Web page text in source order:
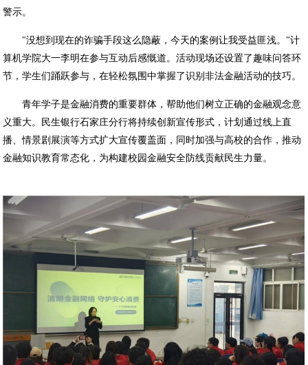
警示。
"没想到现在的诈骗手段这么隐蔽，今天的案例让我受益匪浅。"计
算机学院大一李明在参与互动后感慨道。活动现场还设置了趣味问答环
节，学生们踊跃参与，在轻松氛围中掌握了识别非法金融活动的技巧。
青年学子是金融消费的重要群体，帮助他们树立正确的金融观念意
义重大。民生银行石家庄分行将持续创新宣传形式，计划通过线上直
播、情景剧展演等方式扩大宣传覆盖面，同时加强与高校的合作，推动
金融知识教育常态化，为构建校园金融安全防线贡献民生力量。